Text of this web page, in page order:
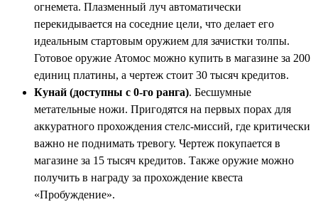
огнемета. Плазменный луч автоматически
перекидывается на соседние цели, что делает его
идеальным стартовым оружием для зачистки толпы.
Готовое оружие Атомос можно купить в магазине за 200
единиц платины, а чертеж стоит 30 тысяч кредитов.
Кунай (доступны с 0-го ранга). Бесшумные
метательные ножи. Пригодятся на первых порах для
аккуратного прохождения стелс-миссий, где критически
важно не поднимать тревогу. Чертеж покупается в
магазине за 15 тысяч кредитов. Также оружие можно
получить в награду за прохождение квеста
«Пробуждение».